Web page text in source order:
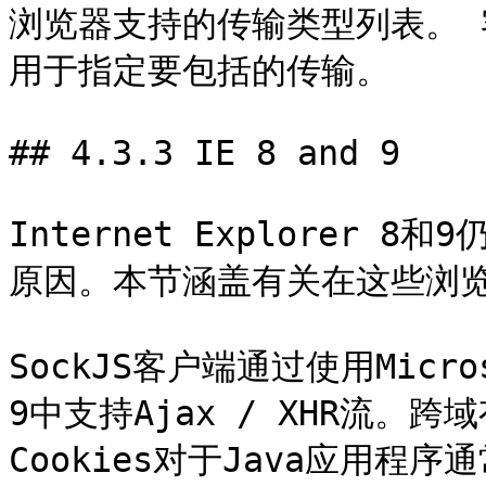
浏览器支持的传输类型列表。
用于指定要包括的传输。
## 4.3.3 IE 8 and 9
Internet Explorer 8和9仍
原因。本节涵盖有关在这些浏
SockJS客户端通过使用
9中支持Ajax / XHR流。跨域
Cookies对于Java应用程序通